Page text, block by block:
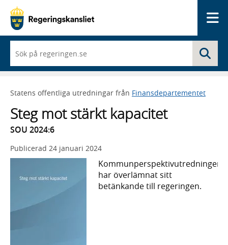
du
börjar
skriva
framträder
lista
med
sökförslag
Statens offentliga utredningar från Finansdepartementet
Steg mot stärkt kapacitet
SOU 2024:6
Publicerad 24 januari 2024
Kommunperspektivutredningen
har överlämnat sitt
betänkande till regeringen.